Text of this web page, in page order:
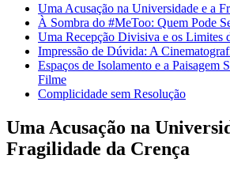
Uma Acusação na Universidade e a
À Sombra do #MeToo: Quem Pode
Uma Recepção Divisiva e os Limites
Impressão de Dúvida: A
Espaços de Isolamento e a Paisagem
Filme
Complicidade sem Resolução
Uma Acusação na
Fragilidade da Crença